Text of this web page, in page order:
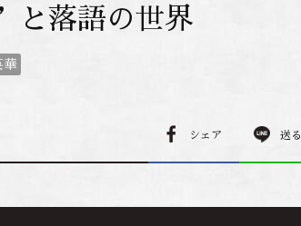
落語の世界
華
シェア 送る